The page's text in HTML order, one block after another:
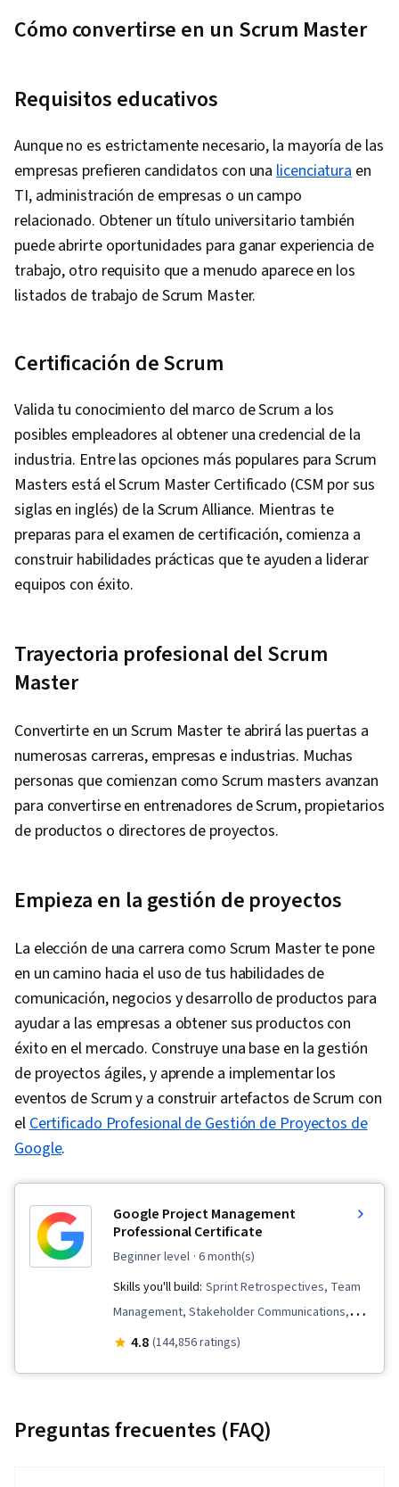
Cómo convertirse en un Scrum Master
Requisitos educativos
Aunque no es estrictamente necesario, la mayoría de las
empresas prefieren candidatos con unalicenciatura en
TI, administración de empresas o un campo
relacionado. Obtener un título universitario también
puede abrirte oportunidades para ganar experiencia de
trabajo, otro requisito que a menudo aparece en los
listados de trabajo de Scrum Master.
Certificación de Scrum
Valida tu conocimiento del marco de Scrum a los
posibles empleadores al obtener una credencial de la
industria. Entre las opciones más populares para Scrum
Masters está el Scrum Master Certificado (CSM por sus
siglas en inglés) de la Scrum Alliance. Mientras te
preparas para el examen de certificación, comienza a
construir habilidades prácticas que te ayuden a liderar
equipos con éxito.
Trayectoria profesional del Scrum
Master
Convertirte en un Scrum Master te abrirá las puertas a
numerosas carreras, empresas e industrias. Muchas
personas que comienzan como Scrum masters avanzan
para convertirse en entrenadores de Scrum, propietarios
de productos o directores de proyectos.
Empieza en la gestión de proyectos
La elección de una carrera como Scrum Master te pone
en un camino hacia el uso de tus habilidades de
comunicación, negocios y desarrollo de productos para
ayudar a las empresas a obtener sus productos con
éxito en el mercado. Construye una base en la gestión
de proyectos ágiles, y aprende a implementar los
eventos de Scrum y a construir artefactos de Scrum con
elCertificado Profesional de Gestión de Proyectos de
Google.
Google Project Management
Professional Certificate
beginner level · 6 month(s)
Skills you'll build: Sprint Retrospectives, Team
Management, Stakeholder Communications,
Scope Management, Stakeholder Analysis,
Assessment, Quality Assurance, Project
4.8 (144,856 ratings)
Preguntas frecuentes (FAQ)